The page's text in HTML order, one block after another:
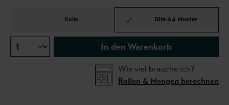
Rolle DIN-A4 Muster
In den Warenkorb
Wie viel brauche ich?
Rollen & Mengen berechnen